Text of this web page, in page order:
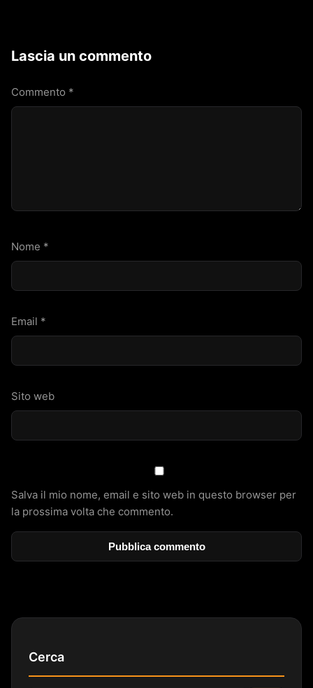
Lascia un commento
Commento *
Nome *
Email *
Sito web
Salva il mio nome, email e sito web in questo browser per
la prossima volta che commento.
Cerca